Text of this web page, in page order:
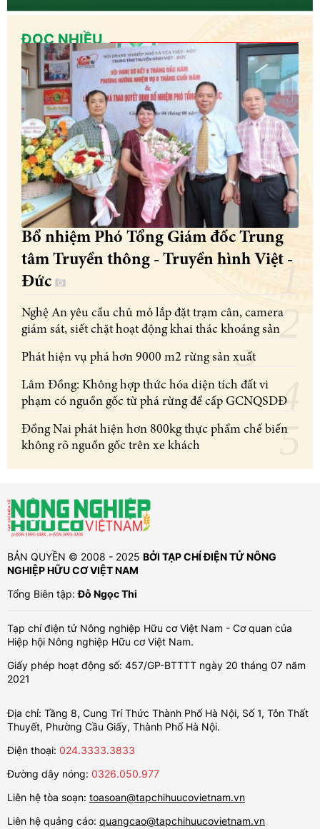
ĐỌC NHIỀU
Bổ nhiệm Phó Tổng Giám đốc Trung
tâm Truyền thông - Truyền hình Việt -
Đức
Nghệ An yêu cầu chủ mỏ lắp đặt trạm cân, camera
giám sát, siết chặt hoạt động khai thác khoáng sản
Phát hiện vụ phá hơn 9000 m2 rừng sản xuất
Lâm Đồng: Không hợp thức hóa diện tích đất vi
phạm có nguồn gốc từ phá rừng để cấp GCNQSDĐ
Đồng Nai phát hiện hơn 800kg thực phẩm chế biến
không rõ nguồn gốc trên xe khách
BẢN QUYỀN © 2008 - 2025 BỞI TẠP CHÍ ĐIỆN TỬ NÔNG
NGHIỆP HỮU CƠ VIỆT NAM
Tổng Biên tập:Đỗ Ngọc Thi
Tạp chí điện tử Nông nghiệp Hữu cơ Việt Nam - Cơ quan của
Hiệp hội Nông nghiệp Hữu cơ Việt Nam.
Giấy phép hoạt động số: 457/GP-BTTTT ngày 20 tháng 07 năm
2021
Địa chỉ: Tầng 8, Cung Trí Thức Thành Phố Hà Nội, Số 1, Tôn Thất
Thuyết, Phường Cầu Giấy, Thành Phố Hà Nội.
Điện thoại: 024.3333.3833
Đường dây nóng: 0326.050.977
Liên hệ tòa soạn: toasoan@tapchihuucovietnam.vn
Liên hệ quảng cáo: quangcao@tapchihuucovietnam.vn